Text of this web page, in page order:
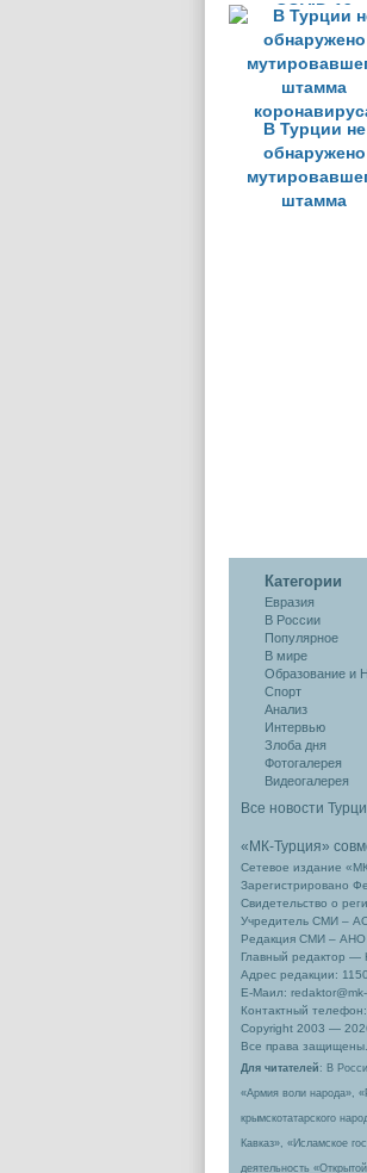
COVID-19
В Турции не
обнаружено
штамма
Категории
Евразия
В России
Популярное
В мире
Образование и
Спорт
Анализ
Интервью
Злоба дня
Фотогалерея
Видеогалерея
Все новости
«МК-Турция»
Сетевое издание
Зарегистрировано
Свидетельство о
Учредитель СМИ –
Редакция СМИ –
Главный редактор —
Адрес редакции:
Е-Маил:
Контактный
Copyright 2003 —
Все права защищены.
Для читателей : В
«Армия воли народа»,
крымскотатарского
Кавказ», «Исламское
деятельность